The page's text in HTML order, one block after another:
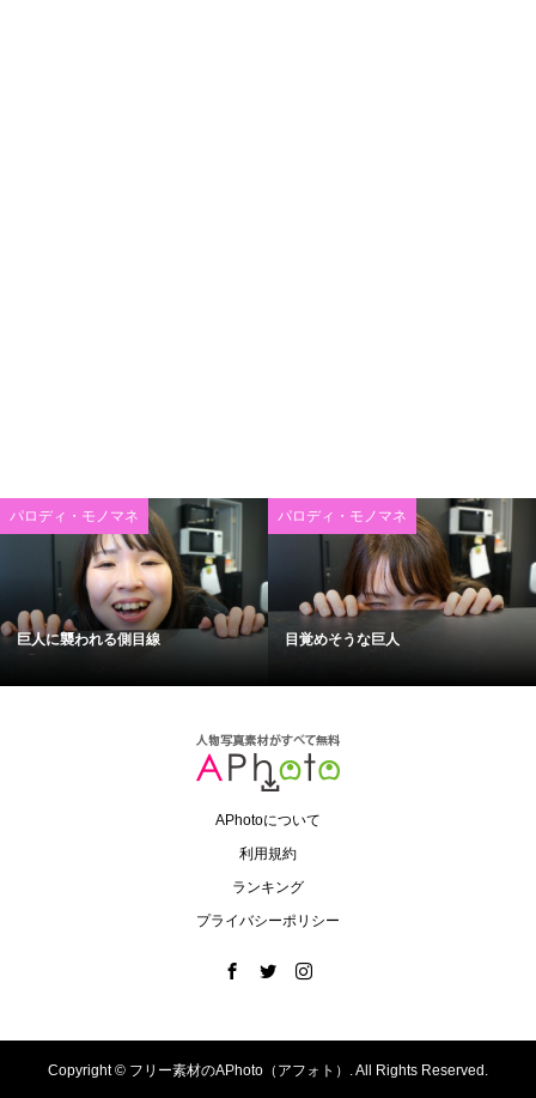
パロディ・モノマネ
巨人に襲われる側目線
パロディ・モノマネ
目覚めそうな巨人
APhotoについて
利用規約
ランキング
プライバシーポリシー
Copyright © フリー素材のAPhoto（アフォト）. All Rights Reserved.